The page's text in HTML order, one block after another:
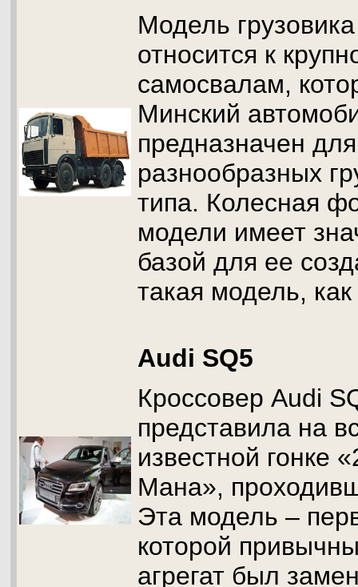
Модель
относится к
самосвалам,
Минский
предназначен
разнообразных
типа. Колесная
модели имеет
базой для ее
такая модель,
Audi SQ5
Кроссовер Audi
представила на
известной гонке
Мана»,
Эта модель –
которой
агрегат был